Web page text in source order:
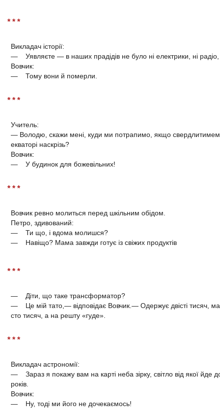
* * *
Викладач історії:
— Уявляєте — в наших прадідів не було ні електрики, ні радіо,
Вовчик:
— Тому вони й померли.
* * *
Учитель:
— Володю, скажи мені, куди ми потрапимо, якщо
екваторі наскрізь?
Вовчик:
— У будинок для божевільних!
* * *
Вовчик ревно молиться перед шкільним обідом.
Петро, здивований:
— Ти що, і вдома молишся?
— Навіщо? Мама завжди готує із свіжих продуктів
* * *
— Діти, що таке трансформатор?
— Це мій тато,— відповідає Вовчик.— Одержує двісті тисяч,
сто тисяч, а на решту «гуде».
* * *
Викладач астрономії:
— Зараз я покажу вам на карті неба зірку, світло від якої йде
років.
Вовчик:
— Ну, тоді ми його не дочекаємось!